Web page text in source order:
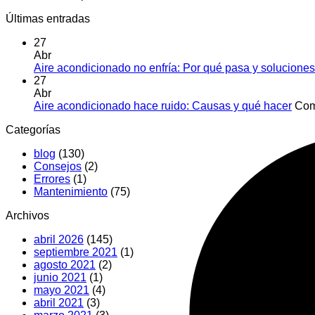
Últimas entradas
27
Abr
Aire acondicionado no enfría: Por qué pasa y soluciones
27
Abr
Aire acondicionado hace ruido: Causas y qué hacer
Categorías
blog (130)
Consejos (2)
Errores (1)
Mantenimiento (75)
Archivos
abril 2026 (145)
septiembre 2021 (1)
agosto 2021 (2)
junio 2021 (1)
mayo 2021 (4)
abril 2021 (3)